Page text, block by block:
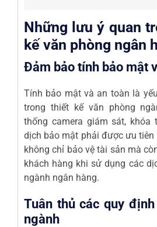
Những lưu ý quan
kế văn phòng ngân
Đảm bảo tính bảo mật
Tính bảo mật và an toàn là
trong thiết kế văn phòng
thống camera giám sát,
dịch bảo mật phải được ưu
không chỉ bảo vệ tài sản mà
khách hàng khi sử dụng các
ngành ngân hàng.
Tuân thủ các quy
ngành